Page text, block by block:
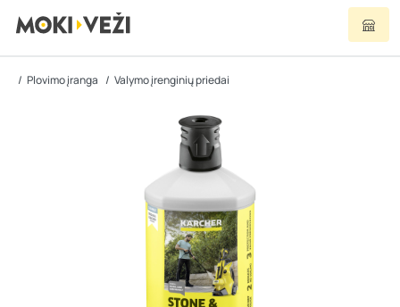
Plovimo įranga Valymo įrenginių priedai